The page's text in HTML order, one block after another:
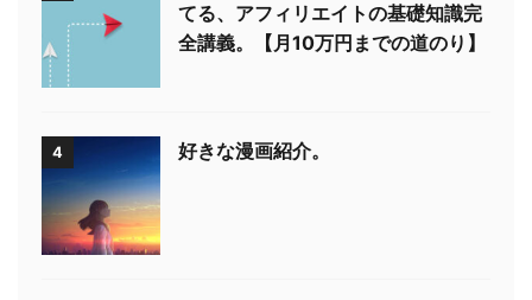
てる、アフィリエイトの基礎知識完
全講義。【月10万円までの道のり】
4 好きな漫画紹介。